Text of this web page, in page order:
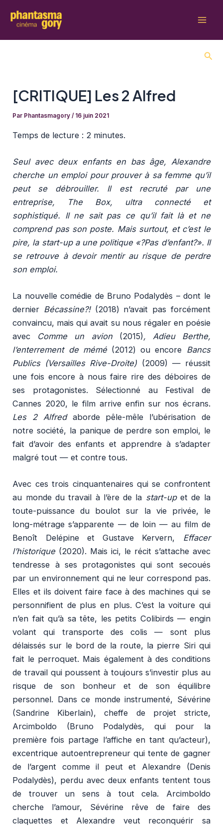
[CRITIQUE] Les 2 Alfred
Par Phantasmagory/ 16 juin 2021
Temps de lecture : 2 minutes.
Seul avec deux enfants en bas âge, Alexandre
cherche un emploi pour prouver à sa femme qu’il
peut se débrouiller. Il est recruté par une
entreprise, The Box, ultra connecté et
sophistiqué. Il ne sait pas ce qu’il fait là et ne
comprend pas son poste. Mais surtout, et c’est le
pire, la start-up a une politique «?Pas d’enfant?». Il
se retrouve à devoir mentir au risque de perdre
son emploi.
La nouvelle comédie de Bruno Podalydès – dont le
dernier Bécassine?! (2018) n’avait pas forcément
convaincu, mais qui avait su nous régaler en poésie
avec Comme un avion (2015), Adieu Berthe,
l’enterrement de mémé (2012) ou encore Bancs
Publics (Versailles Rive-Droite) (2009) — réussit
une fois encore à nous faire rire des déboires de
ses protagonistes. Sélectionné au Festival de
Cannes 2020, le film arrive enfin sur nos écrans.
Les 2 Alfredaborde pêle-mêle l’ubérisation de
notre société, la panique de perdre son emploi, le
fait d’avoir des enfants et apprendre à s’adapter
malgré tout — et contre tous.
Avec ces trois cinquantenaires qui se confrontent
au monde du travail à l’ère de la start-upet de la
toute-puissance du boulot sur la vie privée, le
long-métrage s’apparente — de loin — au film de
Benoît Delépine et Gustave Kervern, Effacer
l’historique (2020). Mais ici, le récit s’attache avec
tendresse à ses protagonistes qui sont secoués
par un environnement qui ne leur correspond pas.
Elles et ils doivent faire face à des machines qui se
personnifient de plus en plus. C’est la voiture qui
n’en fait qu’à sa tête, les petits Colibirds — engin
volant qui transporte des colis — sont plus
délaissés sur le bord de la route, la pierre Siri qui
fait le perroquet. Mais également à des conditions
de travail qui poussent à toujours s’investir plus au
risque de son bonheur et de son équilibre
personnel. Dans ce monde instrumenté, Sévérine
(Sandrine Kiberlain), cheffe de projet stricte,
Arcimboldo (Bruno Podalydès, qui pour la
première fois partage l’affiche en tant qu’acteur),
excentrique autoentrepreneur qui tente de gagner
de l’argent comme il peut et Alexandre (Denis
Podalydès), perdu avec deux enfants tentent tous
de trouver un sens à tout cela. Arcimboldo
cherche l’amour, Sévérine rêve de faire des
claquettes et Alexandre veut reconquérir sa